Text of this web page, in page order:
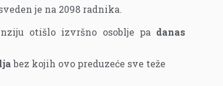
je na 2098 radnika.
otišlo izvršno osoblje pa danas
bez kojih ovo preduzeće sve teže